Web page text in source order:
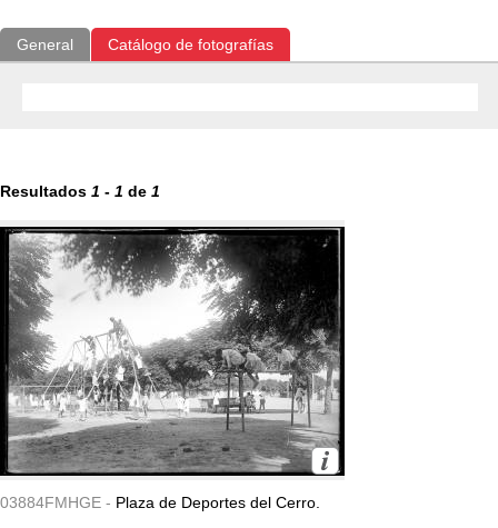
General Catálogo de fotografías
Resultados 1 - 1 de 1
03884FMHGE - Plaza de Deportes del Cerro.